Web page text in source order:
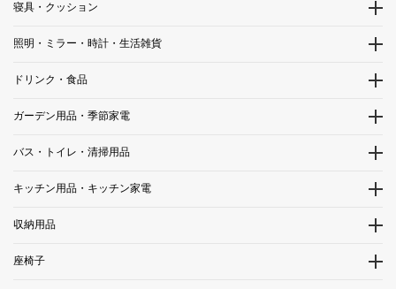
寝具・クッション
照明・ミラー・時計・生活雑貨
ドリンク・食品
ガーデン用品・季節家電
バス・トイレ・清掃用品
キッチン用品・キッチン家電
収納用品
座椅子